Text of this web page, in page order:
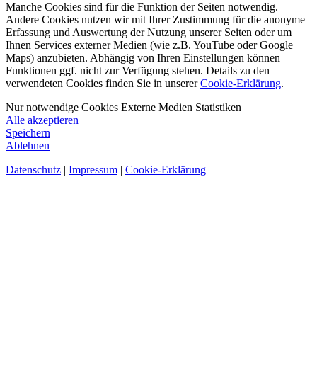
Manche Cookies sind für die Funktion der Seiten notwendig.
Andere Cookies nutzen wir mit Ihrer Zustimmung für die anonyme
Erfassung und Auswertung der Nutzung unserer Seiten oder um
Ihnen Services externer Medien (wie z.B. YouTube oder Google
Maps) anzubieten. Abhängig von Ihren Einstellungen können
Funktionen ggf. nicht zur Verfügung stehen. Details zu den
verwendeten Cookies finden Sie in unsererCookie-Erklärung.
Nur notwendige Cookies Externe Medien Statistiken
Alle akzeptieren
Speichern
Ablehnen
Datenschutz | Impressum | Cookie-Erklärung